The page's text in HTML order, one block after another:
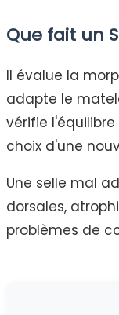
Que fait un
Il évalue la
adapte le
vérifie
choix d'une
Une selle mal
dorsales,
problèmes de